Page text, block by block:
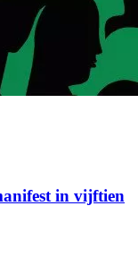
in vijftien